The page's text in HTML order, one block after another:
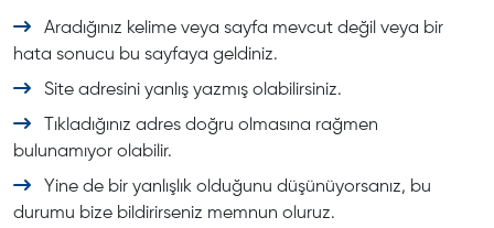
Aradığınız kelime veya sayfa mevcut değil veya bir
hata sonucu bu sayfaya geldiniz.
Site adresini yanlış yazmış olabilirsiniz.
Tıkladığınız adres doğru olmasına rağmen
bulunamıyor olabilir.
Yine de bir yanlışlık olduğunu düşünüyorsanız, bu
durumu bize bildirirseniz memnun oluruz.